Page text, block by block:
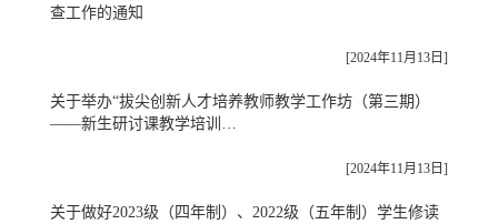
查工作的通知
[2024年11月13日]
关于举办“拔尖创新人才培养教师教学工作坊（第三期）
——新生研讨课教学培训…
[2024年11月13日]
关于做好2023级（四年制）、2022级（五年制）学生修读